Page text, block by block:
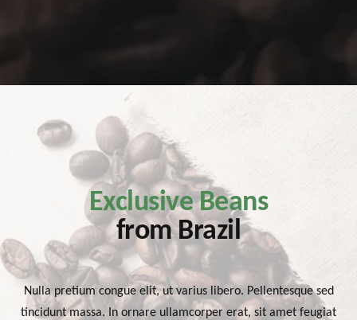
Exclusive Beans
from Brazil
Nulla pretium congue elit, ut varius libero. Pellentesque sed
tincidunt massa. In ornare ullamcorper erat, sit amet feugiat